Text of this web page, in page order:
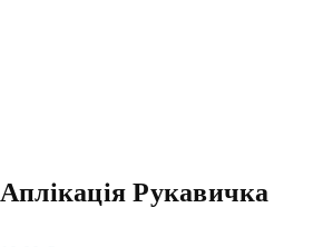
Аплікація Рукавичка